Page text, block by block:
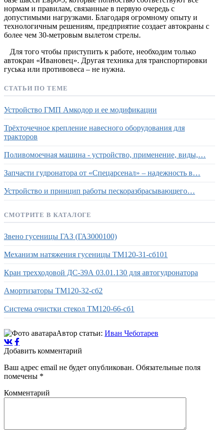
нормам и правилам, связанные в первую очередь с
допустимыми нагрузками. Благодаря огромному опыту и
технологичным решениям, предприятие создает автокраны с
более чем 30-метровым вылетом стрелы.
Для того чтобы приступить к работе, необходим только
автокран «Ивановец». Другая техника для транспортировки
гуська или противовеса – не нужна.
СТАТЬИ ПО ТЕМЕ
Устройство ГМП Амкодор и ее модификации
Трёхточечное крепление навесного оборудования для
тракторов
Поливомоечная машина - устройство, применение, виды,…
Запчасти гудронатора от «Спецарсенал» – надежность в…
Устройство и принцип работы пескоразбрасывающего…
СМОТРИТЕ В КАТАЛОГЕ
Звено гусеницы ГАЗ (ГАЗ000100)
Механизм натяжения гусеницы ТМ120-31-сб101
Кран трехходовой ДС-39А 03.01.130 для автогудронатора
Амортизаторы ТМ120-32-сб2
Система очистки стекол ТМ120-66-сб1
Автор статьи: Иван Чеботарев
Добавить комментарий
Ваш адрес email не будет опубликован. Обязательные поля
помечены *
Комментарий